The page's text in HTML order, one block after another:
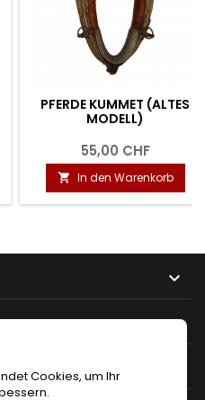
PFERDE KUMMET (ALTES
MODELL)
55,00 CHF
 In den Warenkorb


Cookies, um Ihr